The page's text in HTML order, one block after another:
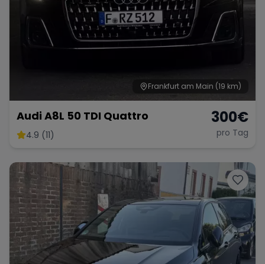
Frankfurt am Main (19 km)
Audi A8L 50 TDI Quattro
4.9 (11)
300€
pro Tag